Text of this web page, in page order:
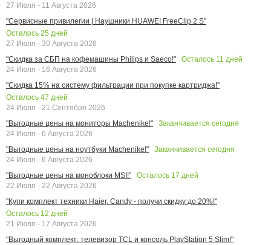
27 Июля - 11 Августа 2026
"Сервисные привилегии | Наушники HUAWEI FreeClip 2 S"
Осталось 25 дней
27 Июля - 30 Августа 2026
"Скидка за СБП на кофемашины Philips и Saeco!"
Осталось 11 дней
24 Июля - 16 Августа 2026
"Скидка 15% на систему фильтрации при покупке картриджа!"
Осталось 47 дней
24 Июля - 21 Сентября 2026
"Выгодные цены на мониторы Machenike!"
Заканчивается сегодня
24 Июля - 6 Августа 2026
"Выгодные цены на ноутбуки Machenike!"
Заканчивается сегодня
24 Июля - 6 Августа 2026
"Выгодные цены на моноблоки MSI!"
Осталось 17 дней
22 Июля - 22 Августа 2026
"Купи комплект техники Haier, Candy - получи скидку до 20%!"
Осталось 12 дней
21 Июля - 17 Августа 2026
"Выгодный комплект: телевизор TCL и консоль PlayStation 5 Slim!"